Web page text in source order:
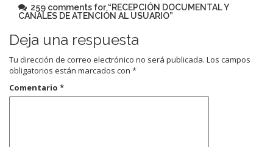
259 comments for “RECEPCIÓN DOCUMENTAL Y
CANALES DE ATENCIÓN AL USUARIO”
Deja una respuesta
Tu dirección de correo electrónico no será publicada. Los campos
obligatorios están marcados con *
Comentario *